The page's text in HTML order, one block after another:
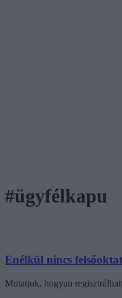
#ügyfélkapu
Enélkül nincs
Mutatjuk, hogyan